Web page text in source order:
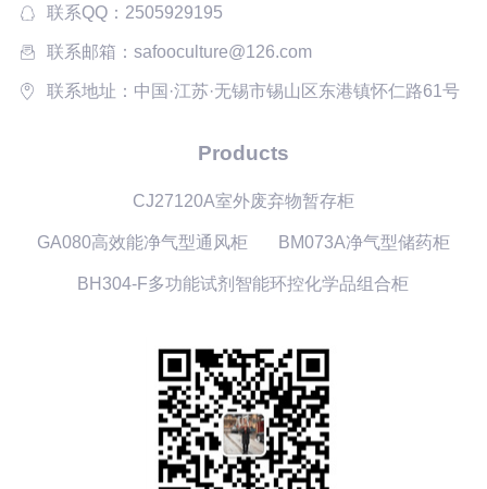
联系QQ：2505929195
联系邮箱：safooculture@126.com
联系地址：中国·江苏·无锡市锡山区东港镇怀仁路61号
Products
CJ27120A室外废弃物暂存柜
GA080高效能净气型通风柜 BM073A净气型储药柜
BH304-F多功能试剂智能环控化学品组合柜